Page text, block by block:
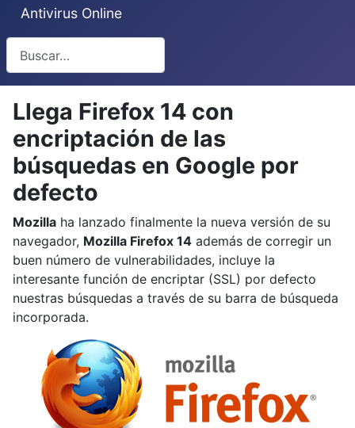
Antivirus Online
Llega Firefox 14 con
encriptación de las
búsquedas en Google por
defecto
Mozilla ha lanzado finalmente la nueva versión de su
navegador, Mozilla Firefox 14 además de corregir un
buen número de vulnerabilidades, incluye la
interesante función de encriptar (SSL) por defecto
nuestras búsquedas a través de su barra de búsqueda
incorporada.